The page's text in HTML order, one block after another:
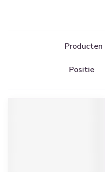
Producten
Sorteer op: